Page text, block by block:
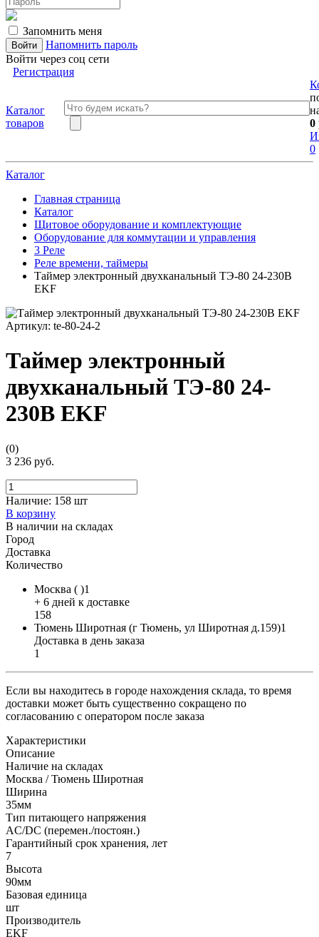
Запомнить меня
Напомнить пароль
Войти через соц сети
Регистрация
Каталог
товаров
0
0
Каталог
Главная страница
Каталог
Щитовое оборудование и комплектующие
Оборудование для коммутации и управления
3 Реле
Реле времени, таймеры
Таймер электронный двухканальный ТЭ-80 24-230В
EKF
Артикул: te-80-24-2
Таймер электронный
двухканальный ТЭ-80 24-
230В EKF
(0)
3 236 руб.
Наличие: 158 шт
В корзину
В наличии на складах
Город
Доставка
Количество
Москва ( )1
+ 6 дней к доставке
158
Тюмень Широтная (г Тюмень, ул Широтная д.159)1
Доставка в день заказа
1
Если вы находитесь в городе нахождения склада, то время
доставки может быть существенно сокращено по
согласованию с оператором после заказа
Характеристики
Описание
Наличие на складах
Москва / Тюмень Широтная
Ширина
35мм
Тип питающего напряжения
AC/DC (перемен./постоян.)
Гарантийный срок хранения, лет
7
Высота
90мм
Базовая единица
шт
Производитель
EKF